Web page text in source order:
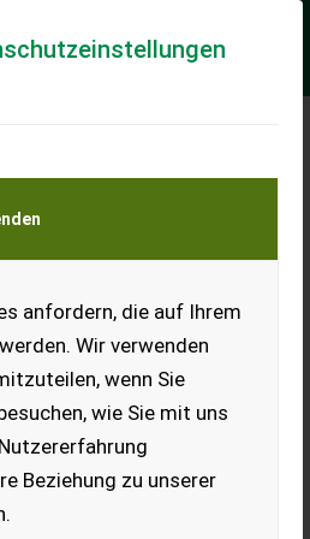
anfordern, die auf Ihrem
Wir verwenden
wenn Sie
wie Sie mit uns
Beziehung zu unserer
und Baumaschinen –
Ladewagen 15 m³
funktionsfähigen 15 m³
Ladewagen. Wenig benutzt,
aus kleiner Landwirtschaft.
EUR 0